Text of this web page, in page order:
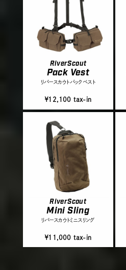
RiverScout
Pack Vest
リバースカウトパックベスト
￥12,100 tax-in
RiverScout
Mini Sling
リバースカウトミニスリング
￥11,000 tax-in